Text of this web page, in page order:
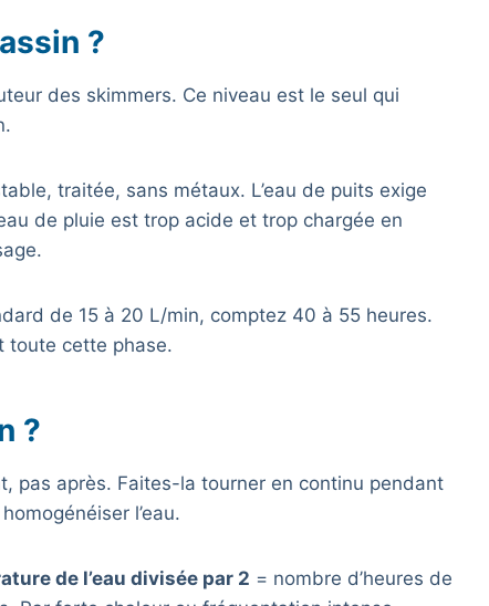
?
des skimmers. Ce niveau est le seul qui
traitée, sans métaux. L’eau de puits exige
de pluie est trop acide et trop chargée en
de 15 à 20 L/min, comptez 40 à 55 heures.
toute cette phase.
?
pas après. Faites-la tourner en continu pendant
l’eau.
de l’eau divisée par 2 = nombre d’heures de